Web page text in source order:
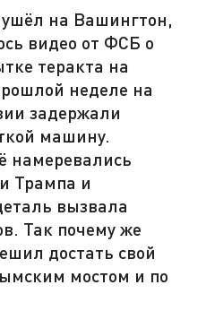
на Вашингтон,
видео от ФСБ о
теракта на
неделе на
задержали
машину.
намеревались
Трампа и
вызвала
Так почему же
достать свой
мостом и по